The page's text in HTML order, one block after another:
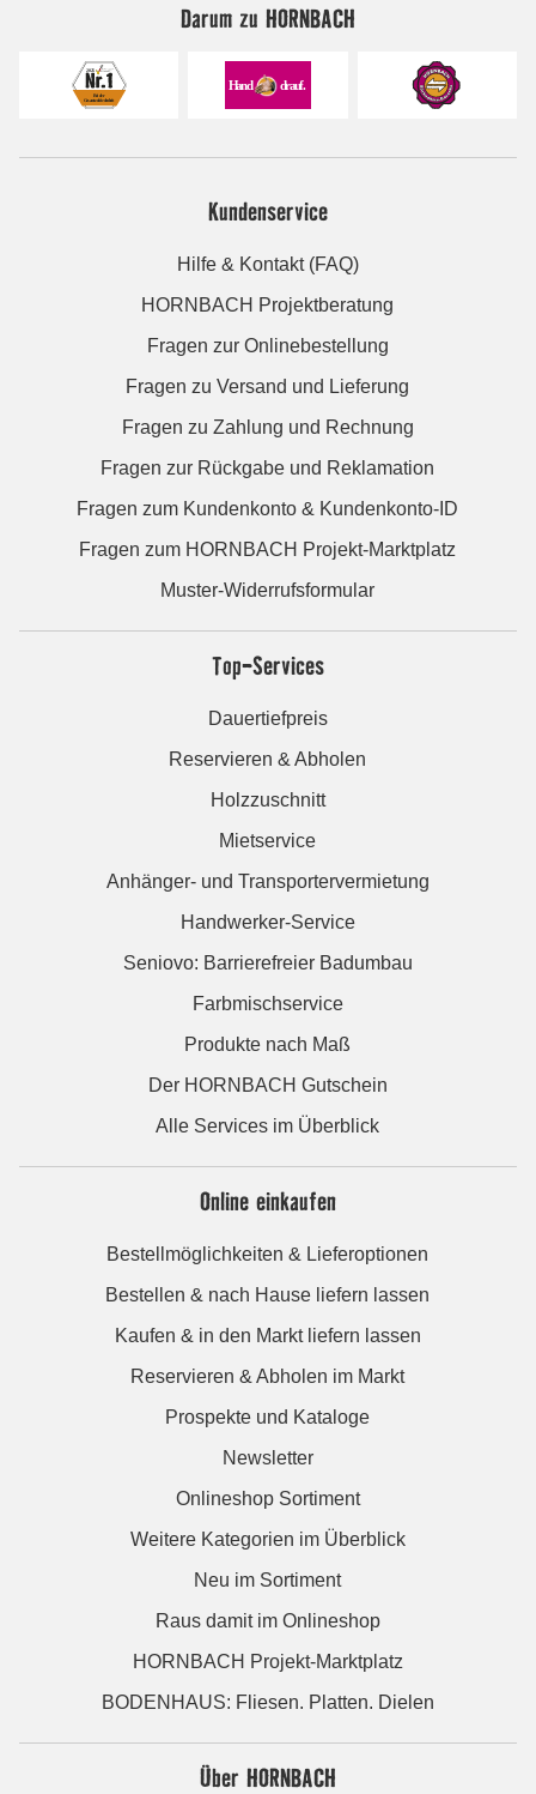
Darum zu HORNBACH
Kundenservice
Hilfe & Kontakt (FAQ)
HORNBACH Projektberatung
Fragen zur Onlinebestellung
Fragen zu Versand und Lieferung
Fragen zu Zahlung und Rechnung
Fragen zur Rückgabe und Reklamation
Fragen zum Kundenkonto & Kundenkonto-ID
Fragen zum HORNBACH Projekt-Marktplatz
Muster-Widerrufsformular
Top-Services
Dauertiefpreis
Reservieren & Abholen
Holzzuschnitt
Mietservice
Anhänger- und Transportervermietung
Handwerker-Service
Seniovo: Barrierefreier Badumbau
Farbmischservice
Produkte nach Maß
Der HORNBACH Gutschein
Alle Services im Überblick
Online einkaufen
Bestellmöglichkeiten & Lieferoptionen
Bestellen & nach Hause liefern lassen
Kaufen & in den Markt liefern lassen
Reservieren & Abholen im Markt
Prospekte und Kataloge
Newsletter
Onlineshop Sortiment
Weitere Kategorien im Überblick
Neu im Sortiment
Raus damit im Onlineshop
HORNBACH Projekt-Marktplatz
BODENHAUS: Fliesen. Platten. Dielen
Über HORNBACH